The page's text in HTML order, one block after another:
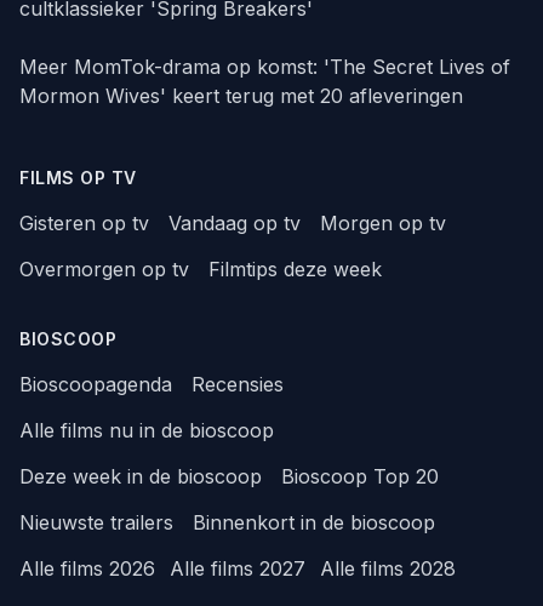
cultklassieker 'Spring Breakers'
Meer MomTok-drama op komst: 'The Secret Lives of
Mormon Wives' keert terug met 20 afleveringen
FILMS OP TV
Gisteren op tv Vandaag op tv
Morgen op tv
Overmorgen op tv
Filmtips deze week
BIOSCOOP
Bioscoopagenda
Recensies
Alle films nu in de bioscoop
Deze week in de bioscoop
Bioscoop Top 20
Nieuwste trailers
Binnenkort in de bioscoop
Alle films 2026
Alle films 2027 Alle films 2028